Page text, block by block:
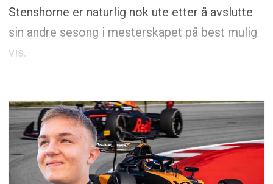
Stenshorne er naturlig nok ute etter å avslutte
sin andre sesong i mesterskapet på best mulig
vis.